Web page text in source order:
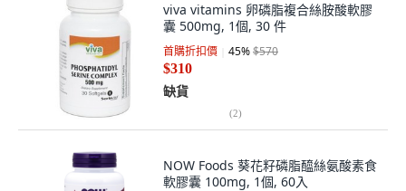
viva vitamins 卵磷脂複合絲胺酸軟膠
囊 500mg, 1個, 30 件
首購折扣價 45%$570
$310
缺貨
(2)
NOW Foods 葵花籽磷脂醯絲氨酸素食
軟膠囊 100mg, 1個, 60入